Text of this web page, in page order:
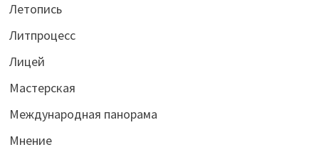
Летопись
Литпроцесс
Лицей
Мастерская
Международная панорама
Мнение